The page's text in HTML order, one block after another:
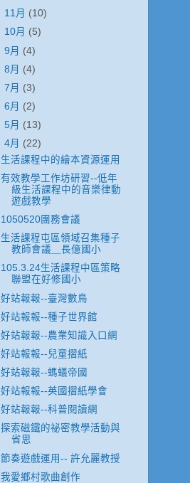
11月 (10)
10月 (5)
9月 (4)
8月 (4)
7月 (3)
6月 (2)
5月 (13)
4月 (22)
生活課程中的繪本資源運用
有效教學工作坊研習--低年
級生活課程中的音樂律動
遊戲教學
1050520團務會議
生活課程屯區領域召集種子
教師會議＿長億國小
105.3.24生活課程中區策略
聯盟在好修國小
好站報報--臺灣數鳥
好站報報--種子世界館
好站報報--農業知識入口網
好站報報--兒童摺紙
好站報報--螞蟻帝國
好站報報--英國摺紙學會
好站報報--科普閱讀網
探索磁鐵的祕密教學活動與
省思
節奏遊戲運用-- 許允麗教授
我愛鄉村歌曲創作